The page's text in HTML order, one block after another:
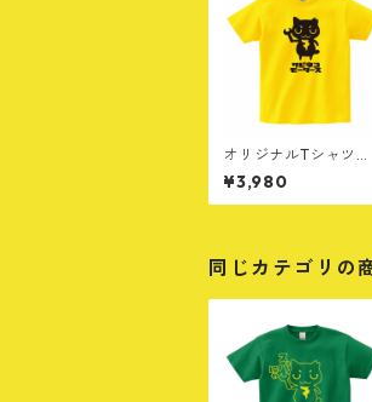
オリジナルTシャツ
［A］イエロー
¥3,980
同じカテゴリの